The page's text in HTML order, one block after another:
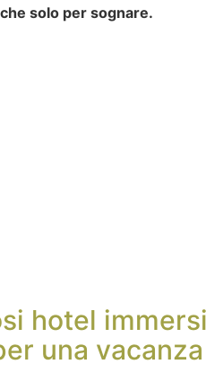
solo per sognare.
hotel immersi
una vacanza